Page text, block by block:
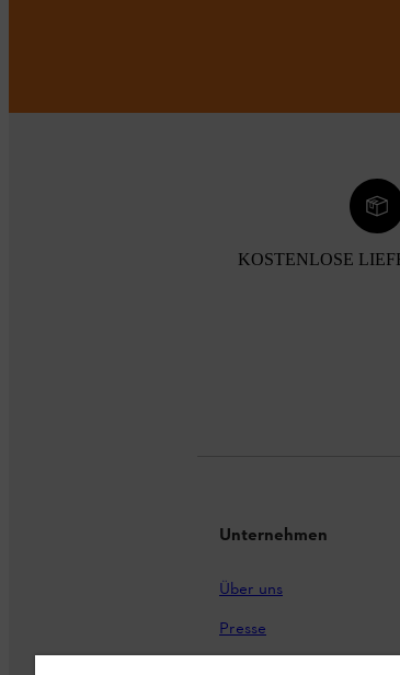
KOSTENLOSE
Unternehmen
Über uns
Presse